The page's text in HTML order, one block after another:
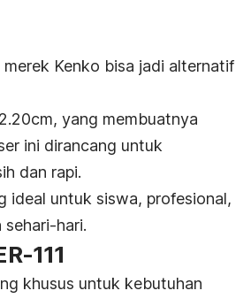
Kenko bisa jadi alternatif
yang membuatnya
ini dirancang untuk
dan rapi.
ideal untuk siswa, profesional,
hari.
111
khusus untuk kebutuhan